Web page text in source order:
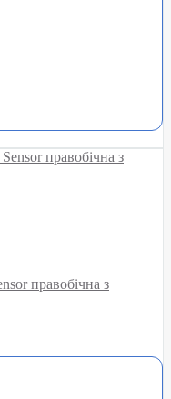
правобічна з